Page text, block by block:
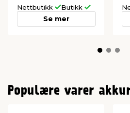
Nettbutikk Butikk
Se mer
Populære varer